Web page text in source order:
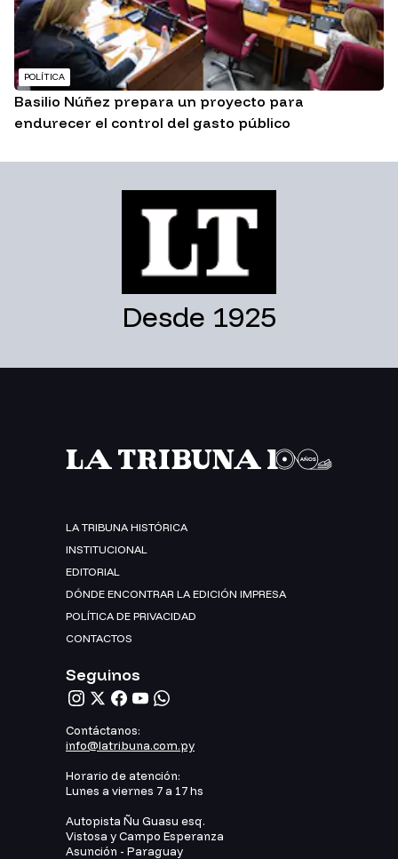
POLÍTICA
Basilio Núñez prepara un proyecto para
endurecer el control del gasto público
Desde 1925
LA TRIBUNA HISTÓRICA
INSTITUCIONAL
EDITORIAL
DÓNDE ENCONTRAR LA EDICIÓN IMPRESA
POLÍTICA DE PRIVACIDAD
CONTACTOS
Seguinos
Contáctanos:
info@latribuna.com.py
Horario de atención:
Lunes a viernes 7 a 17 hs
Autopista Ñu Guasu esq.
Vistosa y Campo Esperanza
Asunción - Paraguay